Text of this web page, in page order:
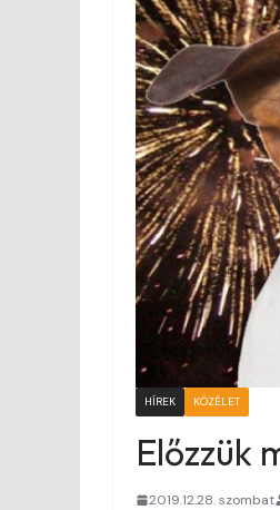
HÍREK KÖZÉLET
Előzzük
2019.12.28. szombat